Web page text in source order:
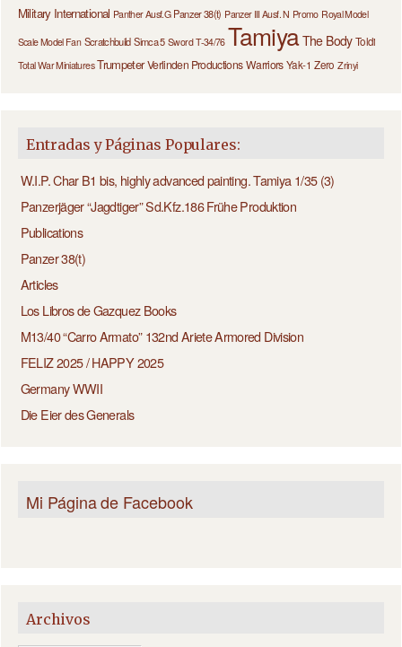
Military International Panther Ausf.G Panzer 38(t) Panzer III Ausf. N Promo Royal Model
Scale Model Fan Scratchbuild Simca 5 Sword T-34/76 TamiyaThe Body Toldi
Total War Miniatures Trumpeter Verlinden Productions Warriors Yak-1 Zero Zrinyi
Entradas y Páginas Populares:
W.I.P. Char B1 bis, highly advanced painting. Tamiya 1/35 (3)
Panzerjäger “Jagdtiger” Sd.Kfz.186 Frühe Produktion
Publications
Panzer 38(t)
Articles
Los Libros de Gazquez Books
M13/40 “Carro Armato” 132nd Ariete Armored Division
FELIZ 2025 / HAPPY 2025
Germany WWII
Die Eier des Generals
Mi Página de Facebook
Archivos